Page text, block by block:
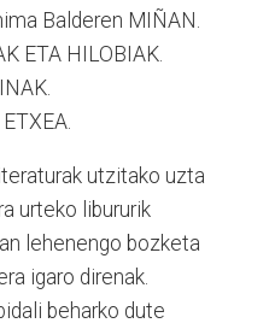
Balderen MIÑAN.
ETA HILOBIAK.
utzitako uzta
urteko libururik
lehenengo bozketa
igaro direnak.
beharko dute